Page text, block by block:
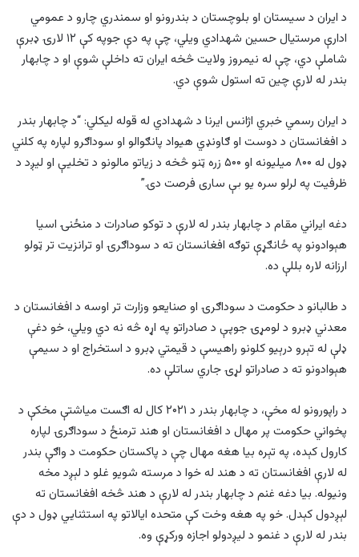
د ایران د سیستان او بلوچستان د بندرونو او سمندري چارو د عمومي
ادارې مرستیال حسین شهدادي ویلي، چې په دې جوپه کې ۱۲ لارۍ ډبرې
شاملې دي، چې له نیمروز ولایت څخه ایران ته داخلې شوې او د چابهار
بندر له لارې چین ته استول شوې دي.
د ایران رسمي خبري اژانس ایرنا د شهدادي له قوله لیکلي: “د چابهار بندر
د افغانستان د دوست او ګاونډي هیواد پانګوالو او سوداګرو لپاره په کلني
ډول له ۸۰۰ میلیونه او ۵۰۰ زره ټنو څخه د زیاتو مالونو د تخلیې او لیږد د
ظرفیت په لرلو سره یو بې ساری فرصت دی.”
دغه ایراني مقام د چابهار بندر له لارې د توکو صادرات د منځنۍ اسیا
هېوادونو په ځانګړې توګه افغانستان ته د سوداګرۍ او ترانزیت تر ټولو
ارزانه لاره بللې ده.
د طالبانو د حکومت د سوداګرۍ او صنایعو وزارت تر اوسه د افغانستان د
معدني ډبرو د لومړۍ جوپې د صادراتو په اړه څه نه دي ویلي، خو دغې
ډلې له تېرو درېیو کلونو راهیسې د قیمتي ډبرو د استخراج او د سیمې
هېوادونو ته د صادراتو لړۍ جاري ساتلې ده.
د راپورونو له مخې، د چابهار بندر د ۲۰۲۱ کال له اګست میاشتې مخکې د
پخواني حکومت پر مهال د افغانستان او هند ترمنځ د سوداګرۍ لپاره
کارول کېده، په تېره بیا هغه مهال چې د پاکستان حکومت د واګې بندر
له لارې افغانستان ته د هند له خوا د مرسته شویو غلو د لېږد مخه
ونیوله. بیا دغه غنم د چابهار بندر له لارې د هند څخه افغانستان ته
لېږدول کېدل. خو په هغه وخت کې متحده ایالاتو په استثنایي ډول د دې
بندر له لارې د غنمو د لیږدولو اجازه ورکړې وه.